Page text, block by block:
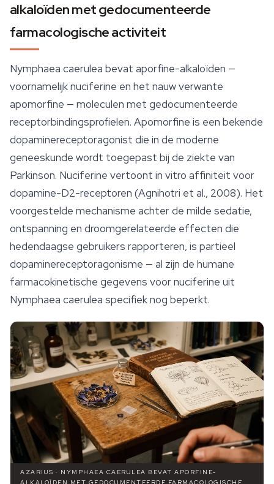
alkaloïden met gedocumenteerde
farmacologische activiteit
Nymphaea caerulea bevat aporfine-alkaloïden —
voornamelijk nuciferine en het nauw verwante
apomorfine — moleculen met gedocumenteerde
receptorbindingsprofielen. Apomorfine is een bekende
dopaminereceptoragonist die in de moderne
geneeskunde wordt toegepast bij de ziekte van
Parkinson. Nuciferine vertoont in vitro affiniteit voor
dopamine-D2-receptoren (Agnihotri et al., 2008). Het
voorgestelde mechanisme achter de milde sedatie,
ontspanning en droomgerelateerde effecten die
hedendaagse gebruikers rapporteren, is partieel
dopaminereceptoragonisme — al zijn de humane
farmacokinetische gegevens voor nuciferine uit
Nymphaea caerulea specifiek nog beperkt.
AZARIUS · NYMPHAEA CAERULEA BEVAT APORFINE-